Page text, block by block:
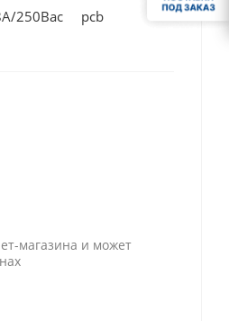
8А/250Вac pcb
магазина и может